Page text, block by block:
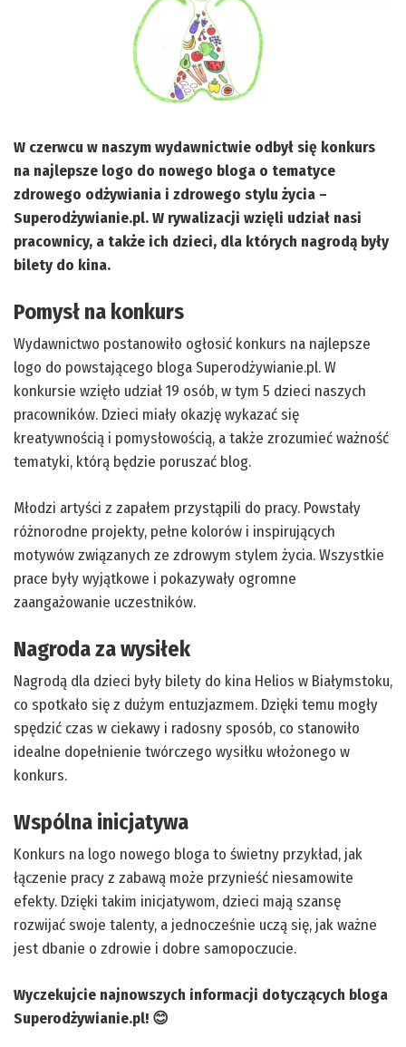
W czerwcu w naszym wydawnictwie odbył się konkurs
na najlepsze logo do nowego bloga o tematyce
zdrowego odżywiania i zdrowego stylu życia –
Superodżywianie.pl. W rywalizacji wzięli udział nasi
pracownicy, a także ich dzieci, dla których nagrodą były
bilety do kina.
Pomysł na konkurs
Wydawnictwo postanowiło ogłosić konkurs na najlepsze
logo do powstającego bloga Superodżywianie.pl. W
konkursie wzięło udział 19 osób, w tym 5 dzieci naszych
pracowników. Dzieci miały okazję wykazać się
kreatywnością i pomysłowością, a także zrozumieć ważność
tematyki, którą będzie poruszać blog.
Młodzi artyści z zapałem przystąpili do pracy. Powstały
różnorodne projekty, pełne kolorów i inspirujących
motywów związanych ze zdrowym stylem życia. Wszystkie
prace były wyjątkowe i pokazywały ogromne
zaangażowanie uczestników.
Nagroda za wysiłek
Nagrodą dla dzieci były bilety do kina Helios w Białymstoku,
co spotkało się z dużym entuzjazmem. Dzięki temu mogły
spędzić czas w ciekawy i radosny sposób, co stanowiło
idealne dopełnienie twórczego wysiłku włożonego w
konkurs.
Wspólna inicjatywa
Konkurs na logo nowego bloga to świetny przykład, jak
łączenie pracy z zabawą może przynieść niesamowite
efekty. Dzięki takim inicjatywom, dzieci mają szansę
rozwijać swoje talenty, a jednocześnie uczą się, jak ważne
jest dbanie o zdrowie i dobre samopoczucie.
Wyczekujcie najnowszych informacji dotyczących bloga
Superodżywianie.pl! 😊